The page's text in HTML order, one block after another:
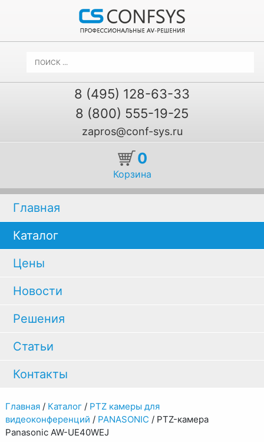
8 (495) 128-63-33
8 (800) 555-19-25
zapros@conf-sys.ru
0
Корзина
Главная
Каталог
Цены
Новости
Решения
Статьи
Контакты
Главная/ Каталог/ PTZ камеры для
видеоконференций / PANASONIC / PTZ-камера
Panasonic AW-UE40WEJ